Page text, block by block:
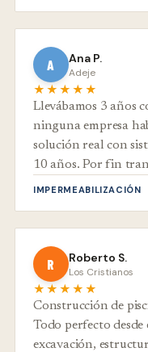
A Ana P.
Adeje
★★★★★
Llevábamos 3 años
ninguna empresa
solución real con
10 años. Por fin
IMPERMEABILIZACIÓN
R Roberto S.
Los Cristianos
★★★★★
Construcción de
Todo perfecto
excavación,